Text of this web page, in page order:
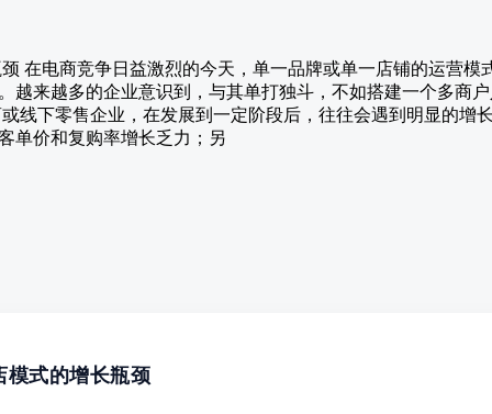
在电商竞争日益激烈的今天，单一品牌或单一店铺的运营模
越来越多的企业意识到，与其单打独斗，不如搭建一个多商
线下零售企业，在发展到一定阶段后，往往会遇到明显的增
单价和复购率增长乏力；另
模式的增长瓶颈